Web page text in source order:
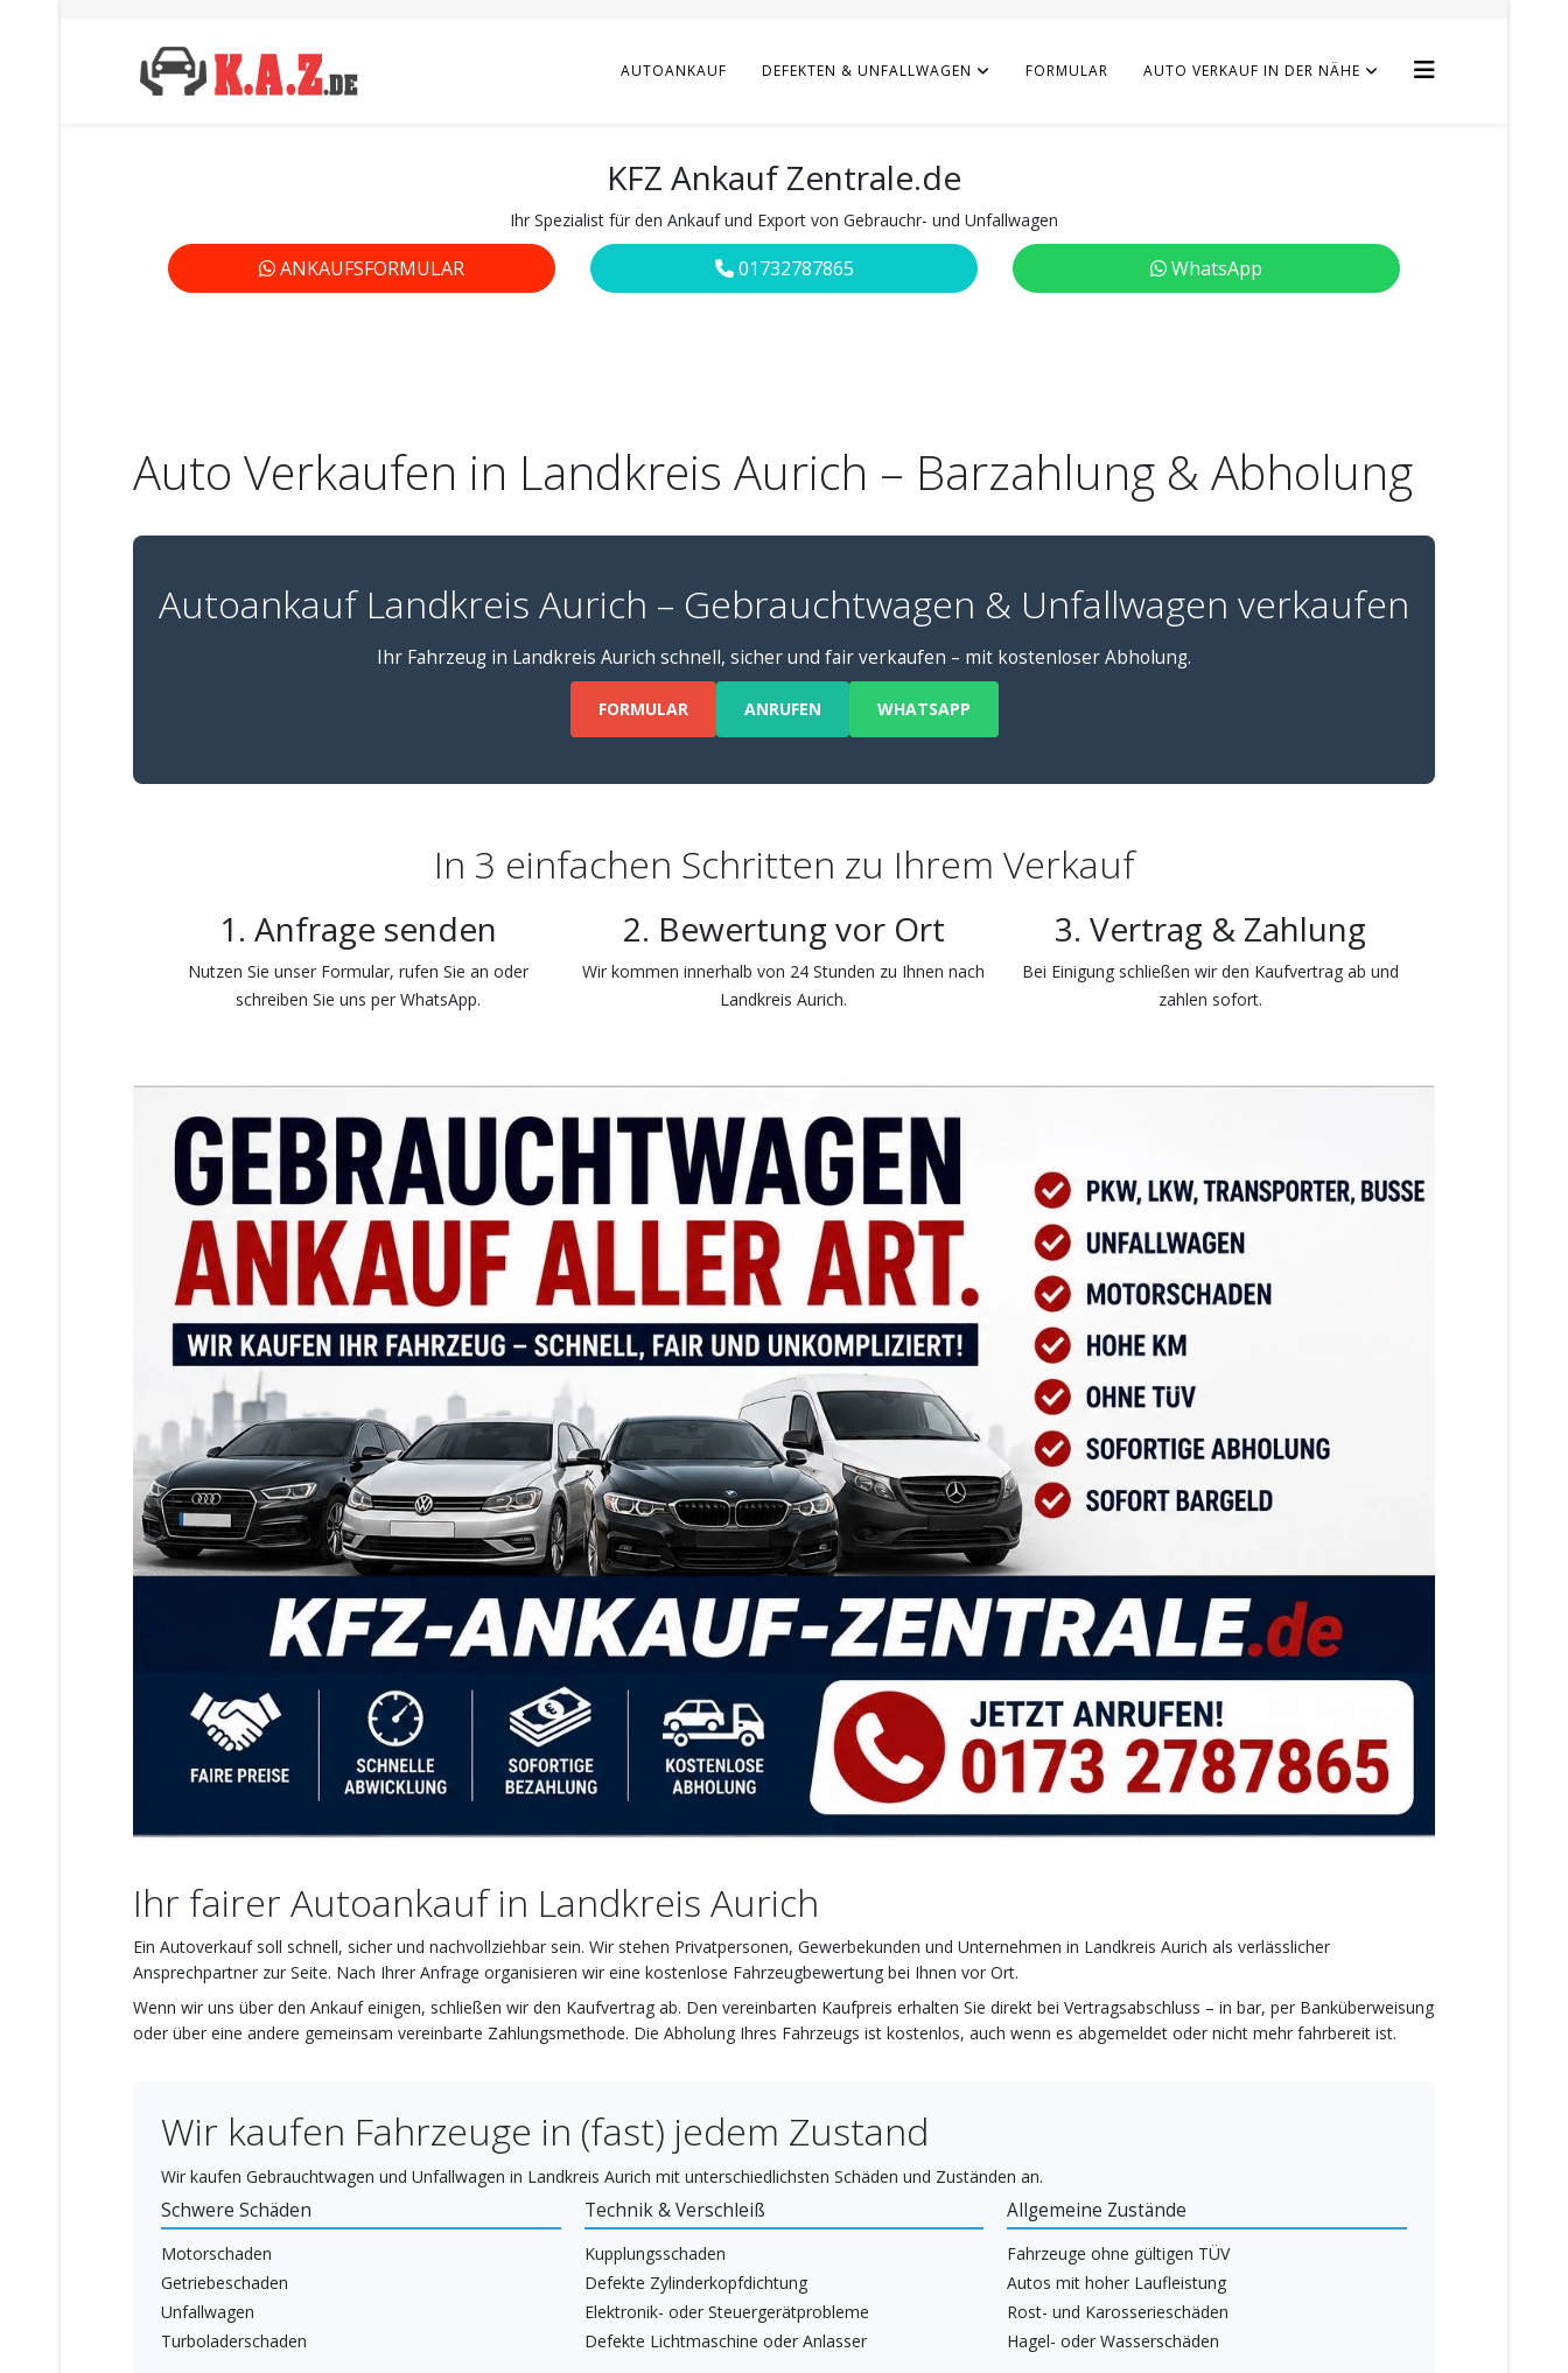
AUTOANKAUF DEFEKTEN & UNFALLWAGEN FORMULAR AUTO VERKAUF IN DER NÄHE
KFZ Ankauf Zentrale.de
Ihr Spezialist für den Ankauf und Export von Gebrauchr- und Unfallwagen
ANKAUFSFORMULAR 01732787865 WhatsApp
Auto Verkaufen in Landkreis Aurich – Barzahlung & Abholung
Autoankauf Landkreis Aurich – Gebrauchtwagen & Unfallwagen verkaufen
Ihr Fahrzeug in Landkreis Aurich schnell, sicher und fair verkaufen – mit kostenloser Abholung.
FORMULAR ANRUFEN WHATSAPP
In 3 einfachen Schritten zu Ihrem Verkauf
1. Anfrage senden
Nutzen Sie unser Formular, rufen Sie an oder
schreiben Sie uns per WhatsApp.
2. Bewertung vor Ort
Wir kommen innerhalb von 24 Stunden zu Ihnen nach
Landkreis Aurich.
3. Vertrag & Zahlung
Bei Einigung schließen wir den Kaufvertrag ab und
zahlen sofort.
Ihr fairer Autoankauf in Landkreis Aurich
Ein Autoverkauf soll schnell, sicher und nachvollziehbar sein. Wir stehen Privatpersonen, Gewerbekunden und Unternehmen in Landkreis Aurich als verlässlicher
Ansprechpartner zur Seite. Nach Ihrer Anfrage organisieren wir eine kostenlose Fahrzeugbewertung bei Ihnen vor Ort.
Wenn wir uns über den Ankauf einigen, schließen wir den Kaufvertrag ab. Den vereinbarten Kaufpreis erhalten Sie direkt bei Vertragsabschluss – in bar, per Banküberweisung
oder über eine andere gemeinsam vereinbarte Zahlungsmethode. Die Abholung Ihres Fahrzeugs ist kostenlos, auch wenn es abgemeldet oder nicht mehr fahrbereit ist.
Wir kaufen Fahrzeuge in (fast) jedem Zustand
Wir kaufen Gebrauchtwagen und Unfallwagen in Landkreis Aurich mit unterschiedlichsten Schäden und Zuständen an.
Schwere Schäden
Motorschaden
Getriebeschaden
Unfallwagen
Turboladerschaden
Technik & Verschleiß
Kupplungsschaden
Defekte Zylinderkopfdichtung
Elektronik- oder Steuergerätprobleme
Defekte Lichtmaschine oder Anlasser
Allgemeine Zustände
Fahrzeuge ohne gültigen TÜV
Autos mit hoher Laufleistung
Rost- und Karosserieschäden
Hagel- oder Wasserschäden